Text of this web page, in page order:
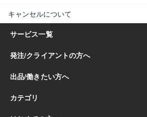
キャンセルについて